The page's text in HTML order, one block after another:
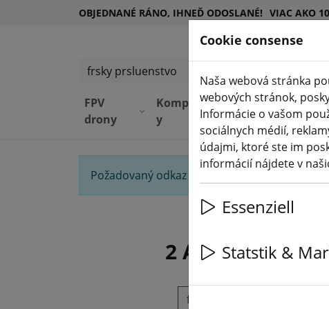
OBJEDNANÉ RÁNO, IHNEĎ ODOSLANÉ! VIAC AKO
Vyhľadať produkty
FPV
drony
Komponent
y
Zariadeni
e
Požadovaný odkaz sa nenašiel. Ukážeme
2 Artikel für
Vyhľadať produkty
Cookie consense
Naša webová stránka
webových stránok,
Informácie o vašom
sociálnych médií,
údajmi, ktoré ste im
informácií nájdete v
Essenziell
Statstik &